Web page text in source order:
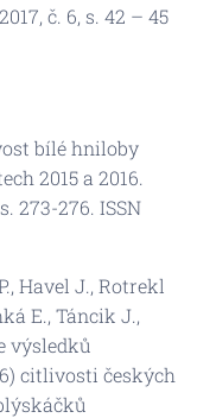
č. 6, s. 42 – 45
bílé hniloby
2015 a 2016.
273-276. ISSN
Havel J., Rotrekl
E., Táncik J.,
výsledků
citlivosti českých